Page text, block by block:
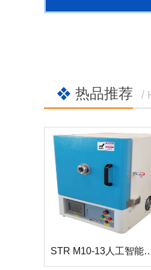
热品推荐 /
STR M10-13人工智能箱式电